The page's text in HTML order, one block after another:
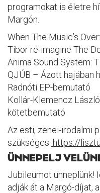
programokat is életre
Margón.
When The Music’s
Tibor re-imagine The
Anima Sound System:
QJÚB – Ázott hajában
Radnóti EP-bemutató
Kollár-Klemencz
kötetbemutató
Az esti, zenei-irodalmi
szükséges: https://
ÜNNEPELJ
Jubileumot ünneplünk!
adják át a Margó-díjat,